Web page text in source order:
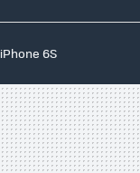
iPhone 6S